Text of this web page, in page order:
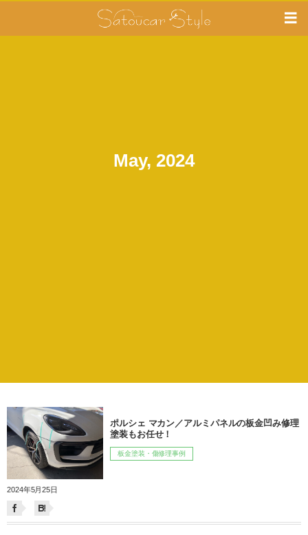
May, 2024
ポルシェ マカン／アルミパネルの板金凹み修理
塗装もお任せ！
板金塗装・傷修理事例
2024年5月25日